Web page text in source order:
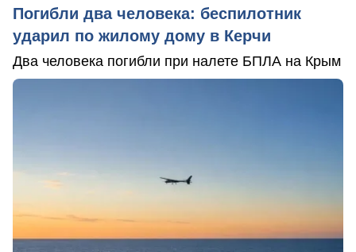
Погибли два человека: беспилотник
ударил по жилому дому в Керчи
Два человека погибли при налете БПЛА на Крым